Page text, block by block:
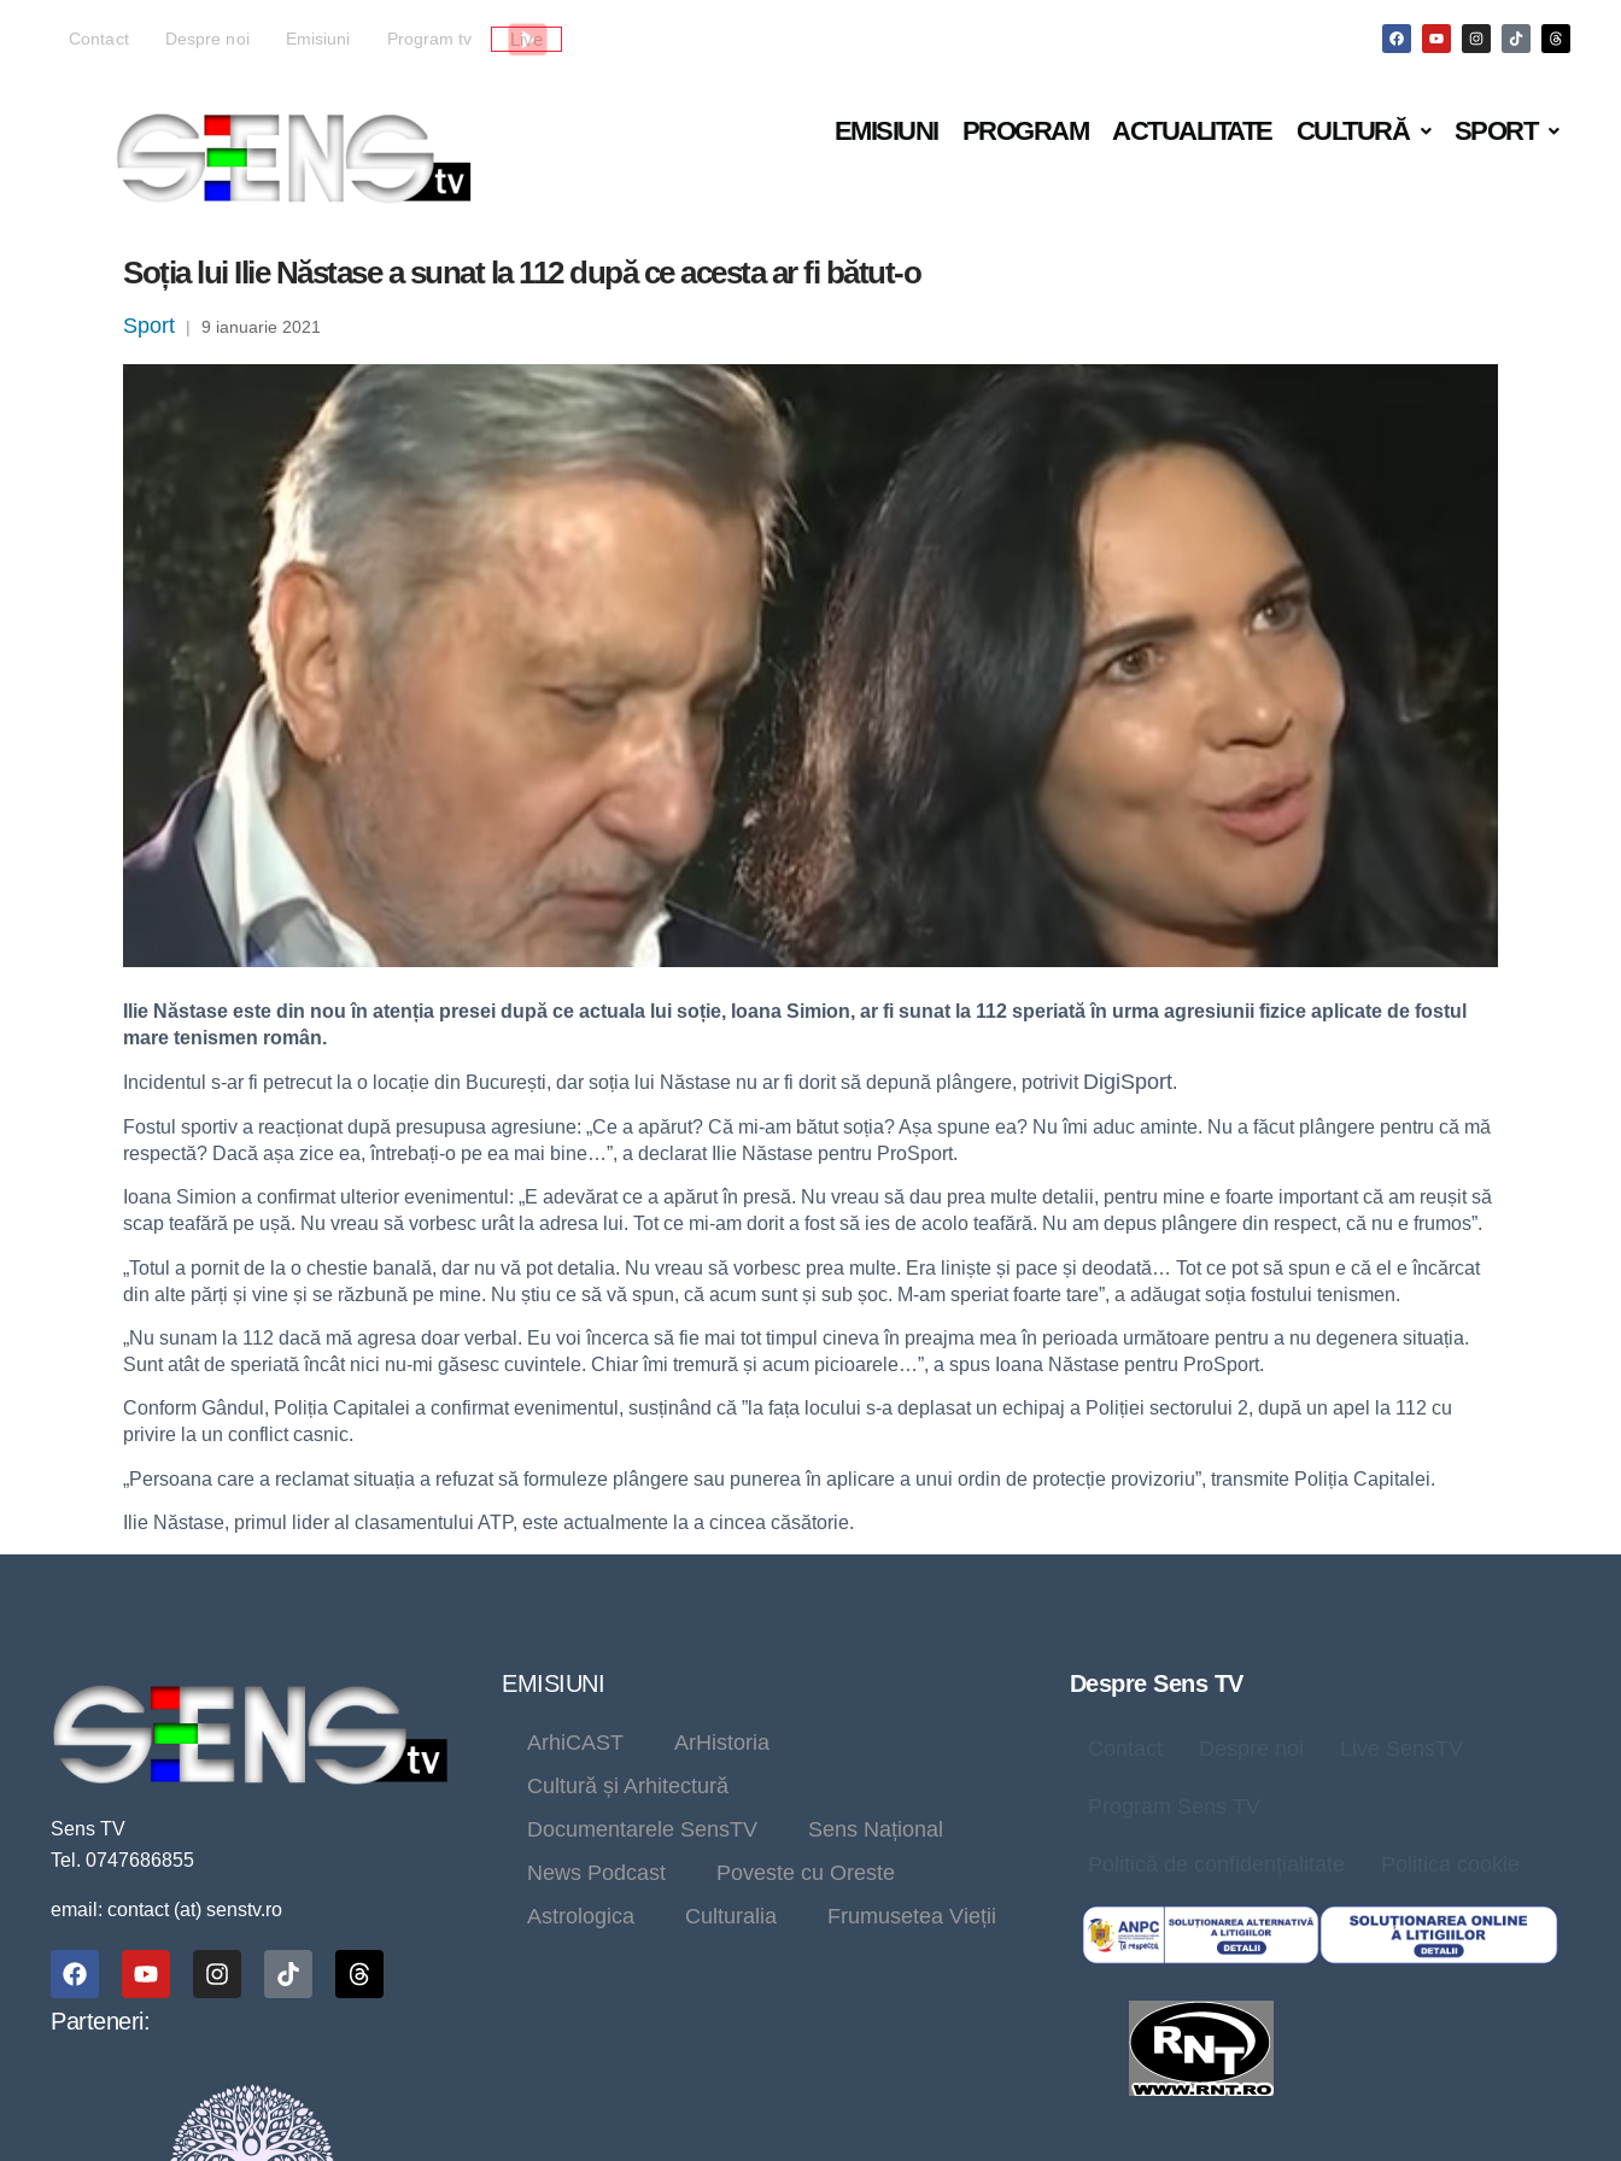
Contact Despre noi Emisiuni Program tv Live
EMISIUNI PROGRAM ACTUALITATE CULTURĂ SPORT
Soția lui Ilie Năstase a sunat la 112 după ce acesta ar fi bătut-o
Sport | 9 ianuarie 2021
Ilie Năstase este din nou în atenția presei după ce actuala lui soție, Ioana Simion, ar fi sunat la 112 speriată în urma agresiunii fizice aplicate de fostul
mare tenismen român.
Incidentul s-ar fi petrecut la o locație din București, dar soția lui Năstase nu ar fi dorit să depună plângere, potrivit DigiSport.
Fostul sportiv a reacționat după presupusa agresiune: „Ce a apărut? Că mi-am bătut soția? Așa spune ea? Nu îmi aduc aminte. Nu a făcut plângere pentru că mă
respectă? Dacă așa zice ea, întrebați-o pe ea mai bine…”, a declarat Ilie Năstase pentru ProSport.
Ioana Simion a confirmat ulterior evenimentul: „E adevărat ce a apărut în presă. Nu vreau să dau prea multe detalii, pentru mine e foarte important că am reușit să
scap teafără pe ușă. Nu vreau să vorbesc urât la adresa lui. Tot ce mi-am dorit a fost să ies de acolo teafără. Nu am depus plângere din respect, că nu e frumos”.
„Totul a pornit de la o chestie banală, dar nu vă pot detalia. Nu vreau să vorbesc prea multe. Era liniște și pace și deodată… Tot ce pot să spun e că el e încărcat
din alte părți și vine și se răzbună pe mine. Nu știu ce să vă spun, că acum sunt și sub șoc. M-am speriat foarte tare”, a adăugat soția fostului tenismen.
„Nu sunam la 112 dacă mă agresa doar verbal. Eu voi încerca să fie mai tot timpul cineva în preajma mea în perioada următoare pentru a nu degenera situația.
Sunt atât de speriată încât nici nu-mi găsesc cuvintele. Chiar îmi tremură și acum picioarele…”, a spus Ioana Năstase pentru ProSport.
Conform Gândul, Poliția Capitalei a confirmat evenimentul, susținând că ”la fața locului s-a deplasat un echipaj a Poliției sectorului 2, după un apel la 112 cu
privire la un conflict casnic.
„Persoana care a reclamat situația a refuzat să formuleze plângere sau punerea în aplicare a unui ordin de protecție provizoriu”, transmite Poliția Capitalei.
Ilie Năstase, primul lider al clasamentului ATP, este actualmente la a cincea căsătorie.
Sens TV
Tel. 0747686855
email: contact (at) senstv.ro
Parteneri:
EMISIUNI
ArhiCAST
ArHistoria
Cultură și Arhitectură
Documentarele SensTV
Sens Național
News Podcast
Poveste cu Oreste
Astrologica
Culturalia Frumusetea Vieții
Despre Sens TV